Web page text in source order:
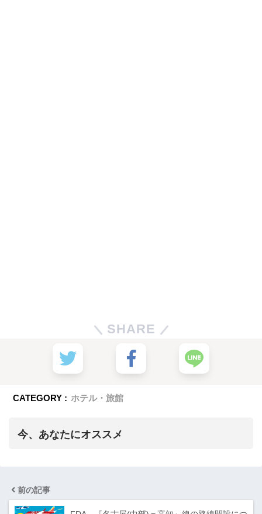
SHARE
CATEGORY : ホテル・旅館
今、あなたにオススメ
前の記事